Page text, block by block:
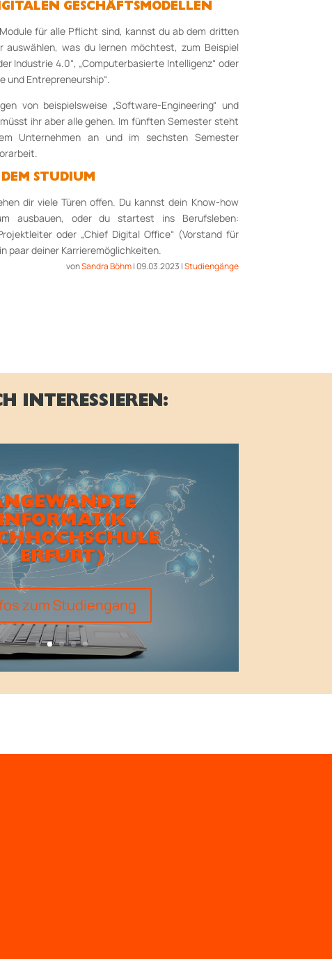
GESCHÄFTSMODELLEN
für alle Pflicht sind, kannst du ab dem dritten
auswählen, was du lernen möchtest, zum Beispiel
Industrie 4.0“, „Computerbasierte In­tel­ligenz“ oder
und En­trepreneurship“.
von beispielsweise „Software-Engineering“ und
müsst ihr aber alle ge­hen. Im fünften Semester steht
Unternehmen an und im sechsten Se­mester
STUDIUM
dir viele Türen of­fen. Du kannst dein Know-how
ausbauen, oder du startest ins Berufsleben:
oder „Chief Digital Office“ (Vorstand für
paar deiner Karriere­mög­lich­keiten.
vonSandra Böhm|09.03.2023 |Studiengänge
INTERESSIEREN:
ERFURT)
zum Studiengang